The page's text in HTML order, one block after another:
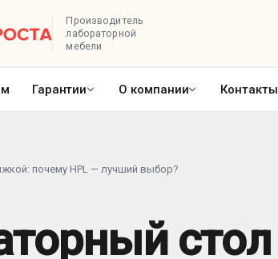
Производитель
лабораторной
мебели
Гарантии О компании Контакты
почему HPL — лучший выбор?
стол